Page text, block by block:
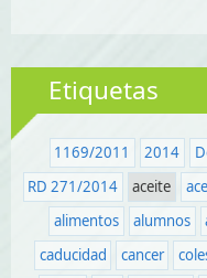
Etiquetas
1169/2011 2014
RD 271/2014
aceite
alimentos
alumnos
caducidad
cancer